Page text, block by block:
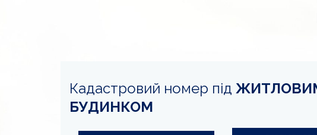
Кадастровий номер під
БУДИНКОМ